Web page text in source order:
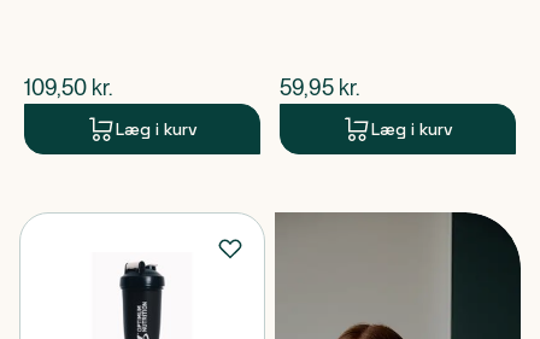
$nuværende pris
109,50 kr.
Læg i kurv
$nuværende pris
59,95 kr.
Læg i kurv